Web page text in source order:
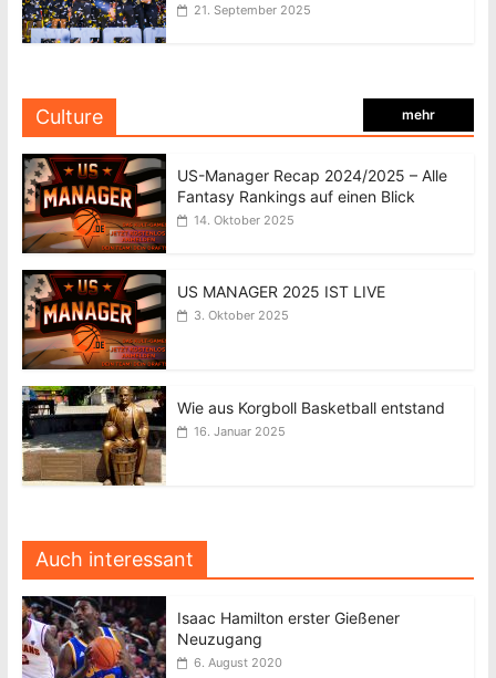
21. September 2025
Culture mehr
US-Manager Recap 2024/2025 – Alle
Fantasy Rankings auf einen Blick
14. Oktober 2025
US MANAGER 2025 IST LIVE
3. Oktober 2025
Wie aus Korgboll Basketball entstand
16. Januar 2025
Auch interessant
Isaac Hamilton erster Gießener
Neuzugang
6. August 2020